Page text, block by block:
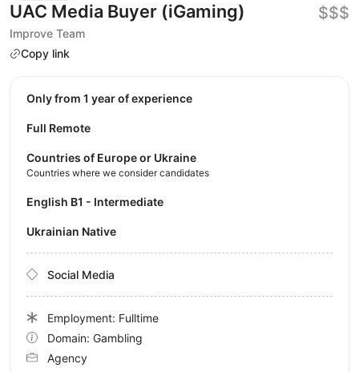
UAC Media Buyer (iGaming)
Improve Team
Copy link
$$$
Only from 1 year of experience
Full Remote
Countries of Europe or Ukraine
Countries where we consider candidates
English B1 - Intermediate
Ukrainian Native
Social Media
Employment: Fulltime
Domain: Gambling
Agency